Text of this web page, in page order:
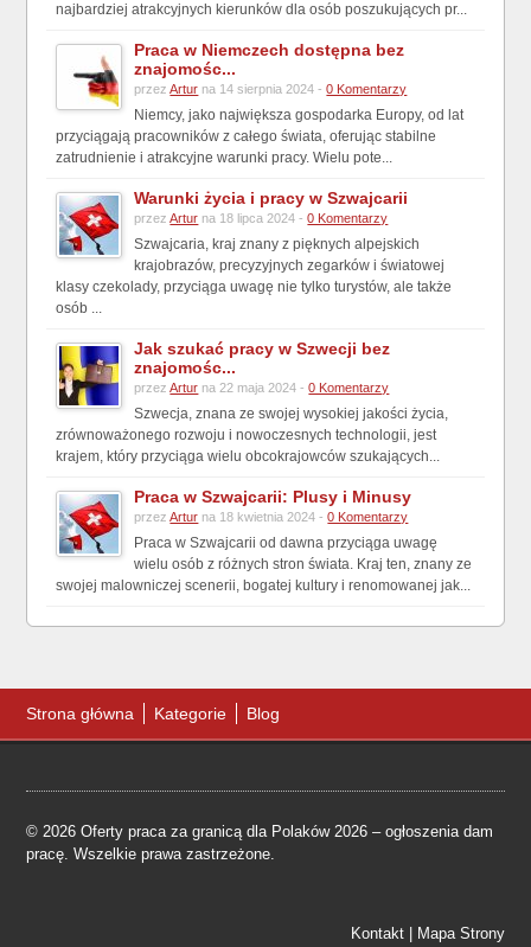
najbardziej atrakcyjnych kierunków dla osób poszukujących pr...
Praca w Niemczech dostępna bez
znajomośc...
przezArtur na 14 sierpnia 2024 -0 Komentarzy
Niemcy, jako największa gospodarka Europy, od lat
przyciągają pracowników z całego świata, oferując stabilne
zatrudnienie i atrakcyjne warunki pracy. Wielu pote...
Warunki życia i pracy w Szwajcarii
przezArtur na 18 lipca 2024 -0 Komentarzy
Szwajcaria, kraj znany z pięknych alpejskich
krajobrazów, precyzyjnych zegarków i światowej
klasy czekolady, przyciąga uwagę nie tylko turystów, ale także
osób ...
Jak szukać pracy w Szwecji bez
znajomośc...
przezArtur na 22 maja 2024 -0 Komentarzy
Szwecja, znana ze swojej wysokiej jakości życia,
zrównoważonego rozwoju i nowoczesnych technologii, jest
krajem, który przyciąga wielu obcokrajowców szukających...
Praca w Szwajcarii: Plusy i Minusy
przezArtur na 18 kwietnia 2024 -0 Komentarzy
Praca w Szwajcarii od dawna przyciąga uwagę
wielu osób z różnych stron świata. Kraj ten, znany ze
swojej malowniczej scenerii, bogatej kultury i renomowanej jak...
Strona główna Kategorie Blog
© 2026 Oferty praca za granicą dla Polaków 2026 – ogłoszenia dam
pracę. Wszelkie prawa zastrzeżone.
Kontakt| Mapa Strony